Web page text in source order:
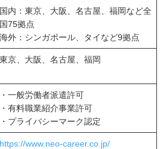
国内：東京、大阪、名古屋、福岡など全
国75拠点
海外：シンガポール、タイなど9拠点
東京、大阪、名古屋、福岡
・一般労働者派遣許可
・有料職業紹介事業許可
・プライバシーマーク認定
https://www.neo-career.co.jp/